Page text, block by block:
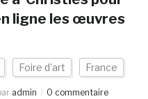
ligne les œuvres
Foire d'art France
admin 0 commentaire